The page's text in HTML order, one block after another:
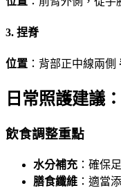
3. 捏脊
位置 ：背部正中線兩側
日常照護建議
飲食調整重點
水分補充 ：確保
膳食纖維 ：適當